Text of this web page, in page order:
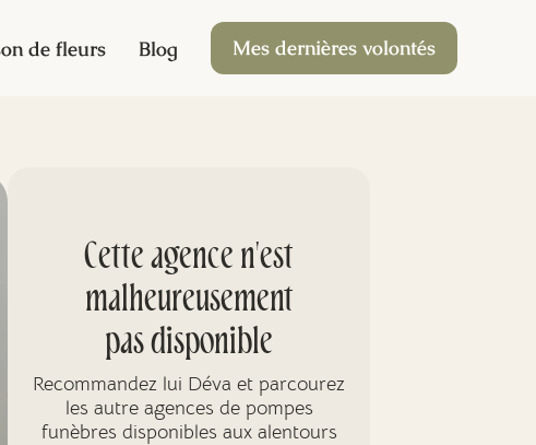
de fleurs Blog Mes dernières volontés
Cette agence n'est
malheureusement
pas disponible
Recommandez lui Déva et parcourez
les autre agences de pompes
funèbres disponibles aux alentours